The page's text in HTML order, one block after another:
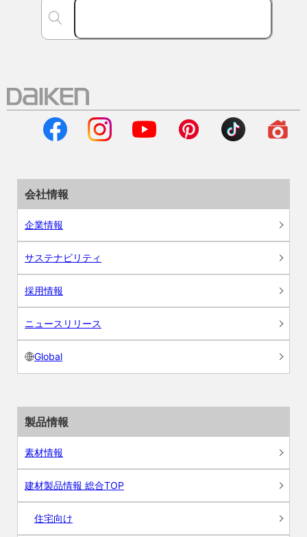
会社情報
企業情報
サステナビリティ
採用情報
ニュースリリース
Global
製品情報
素材情報
建材製品情報 総合TOP
住宅向け